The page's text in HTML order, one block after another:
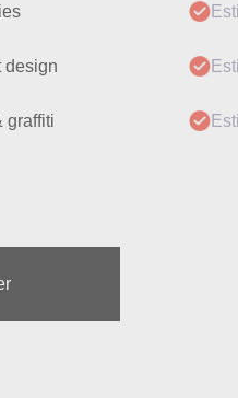
design
graffiti